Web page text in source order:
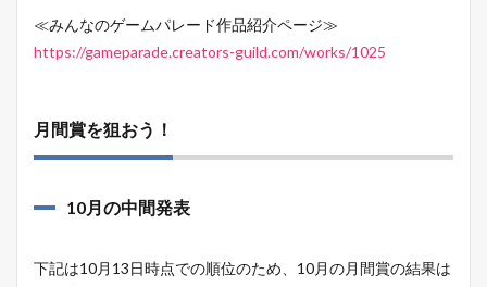
≪みんなのゲームパレード作品紹介ページ≫
https://gameparade.creators-guild.com/works/1025
月間賞を狙おう！
10月の中間発表
下記は10月13日時点での順位のため、10月の月間賞の結果は